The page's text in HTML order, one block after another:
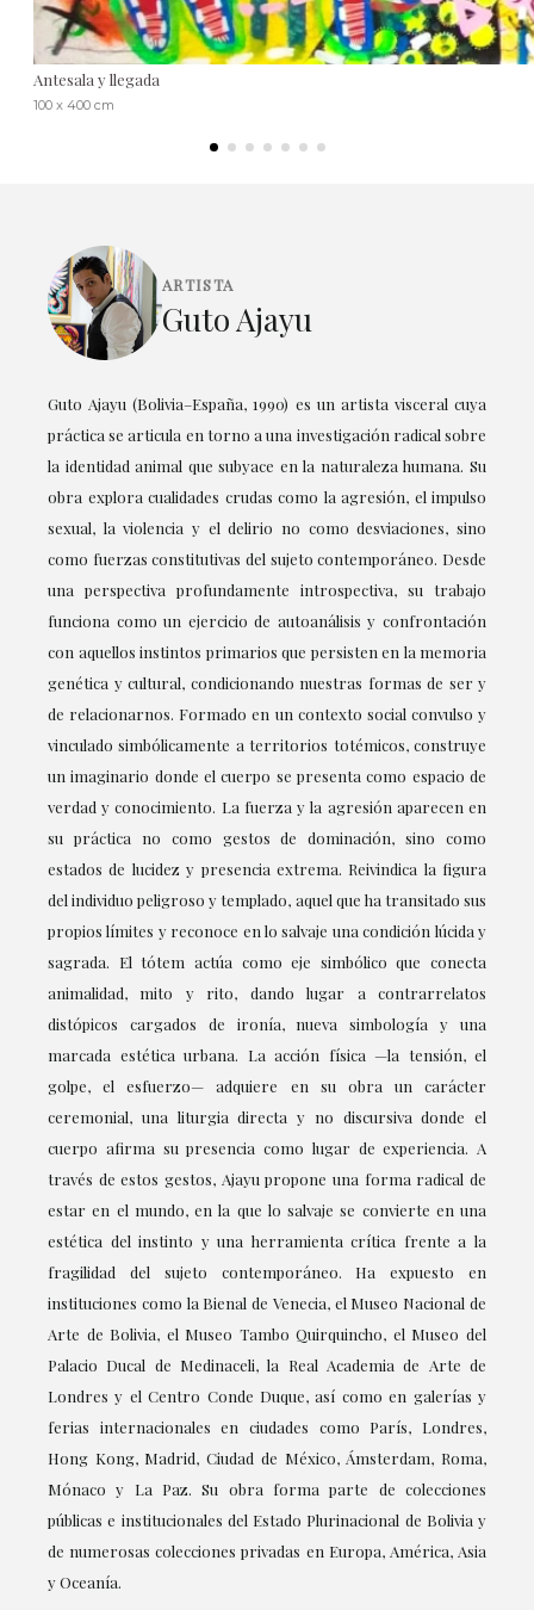
Antesala y llegada
100 x 400 cm
ARTISTA
Guto Ajayu
Guto Ajayu (Bolivia–España, 1990) es un artista visceral cuya
práctica se articula en torno a una investigación radical sobre
la identidad animal que subyace en la naturaleza humana. Su
obra explora cualidades crudas como la agresión, el impulso
sexual, la violencia y el delirio no como desviaciones, sino
como fuerzas constitutivas del sujeto contemporáneo. Desde
una perspectiva profundamente introspectiva, su trabajo
funciona como un ejercicio de autoanálisis y confrontación
con aquellos instintos primarios que persisten en la memoria
genética y cultural, condicionando nuestras formas de ser y
de relacionarnos. Formado en un contexto social convulso y
vinculado simbólicamente a territorios totémicos, construye
un imaginario donde el cuerpo se presenta como espacio de
verdad y conocimiento. La fuerza y la agresión aparecen en
su práctica no como gestos de dominación, sino como
estados de lucidez y presencia extrema. Reivindica la figura
del individuo peligroso y templado, aquel que ha transitado sus
propios límites y reconoce en lo salvaje una condición lúcida y
sagrada. El tótem actúa como eje simbólico que conecta
animalidad, mito y rito, dando lugar a contrarrelatos
distópicos cargados de ironía, nueva simbología y una
marcada estética urbana. La acción física —la tensión, el
golpe, el esfuerzo— adquiere en su obra un carácter
ceremonial, una liturgia directa y no discursiva donde el
cuerpo afirma su presencia como lugar de experiencia. A
través de estos gestos, Ajayu propone una forma radical de
estar en el mundo, en la que lo salvaje se convierte en una
estética del instinto y una herramienta crítica frente a la
fragilidad del sujeto contemporáneo. Ha expuesto en
instituciones como la Bienal de Venecia, el Museo Nacional de
Arte de Bolivia, el Museo Tambo Quirquincho, el Museo del
Palacio Ducal de Medinaceli, la Real Academia de Arte de
Londres y el Centro Conde Duque, así como en galerías y
ferias internacionales en ciudades como París, Londres,
Hong Kong, Madrid, Ciudad de México, Ámsterdam, Roma,
Mónaco y La Paz. Su obra forma parte de colecciones
públicas e institucionales del Estado Plurinacional de Bolivia y
de numerosas colecciones privadas en Europa, América, Asia
y Oceanía.